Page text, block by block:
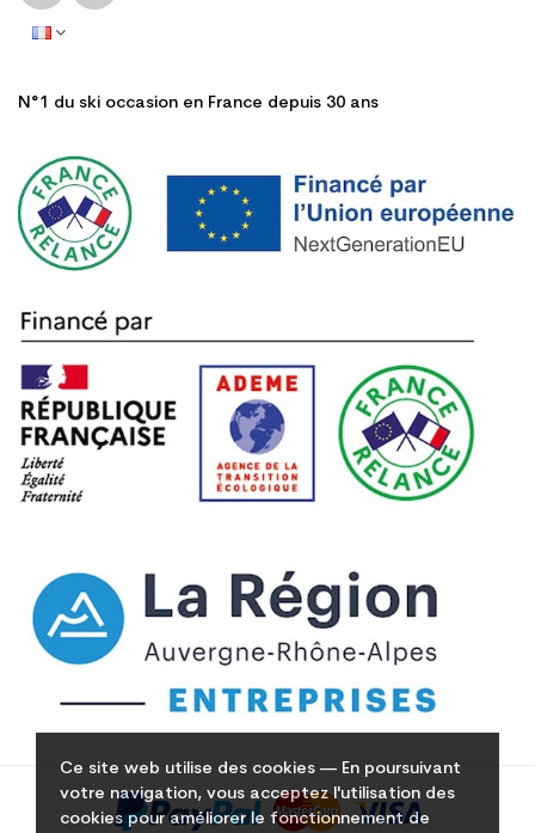
Ce site web utilise des cookies — En poursuivant
votre navigation, vous acceptez l'utilisation des
cookies pour améliorer le fonctionnement de
N°1 du ski occasion en France depuis 30 ans